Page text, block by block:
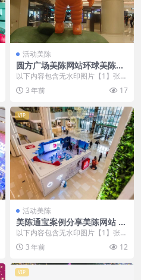
活动美陈
圆方广场美陈网站环球美陈网
(34)
以下内容包含无水印图片【1】张
，开通会员无障碍浏览 开通VIP会
员 3 年前 17
VIP
活动美陈
美陈通宝案例分享美陈网站 (3
88)
以下内容包含无水印图片【1】张
，开通会员无障碍浏览 开通VIP会
员 3 年前 12
VIP